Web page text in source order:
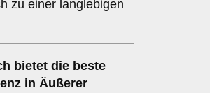
zu einer langlebigen
bietet die beste
in Äußerer